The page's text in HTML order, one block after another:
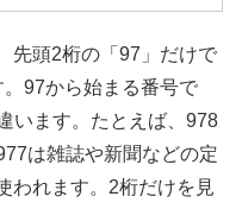
先頭2桁の「97」だけで
97から始まる番号で
います。たとえば、978
は雑誌や新聞などの定
われます。2桁だけを見